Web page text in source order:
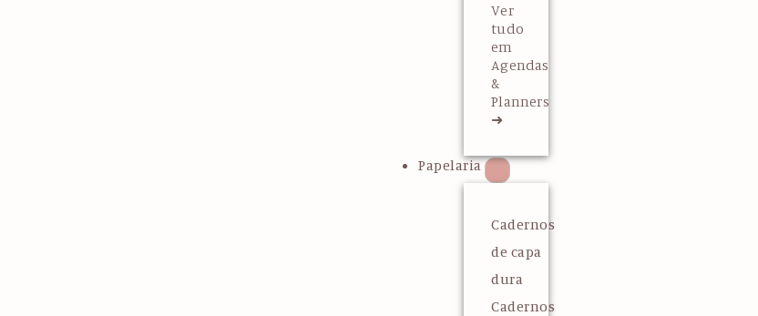
Ver
tudo
em
Agendas
&
Planners
➜
Papelaria
Cadernos
de capa
dura
Cadernos